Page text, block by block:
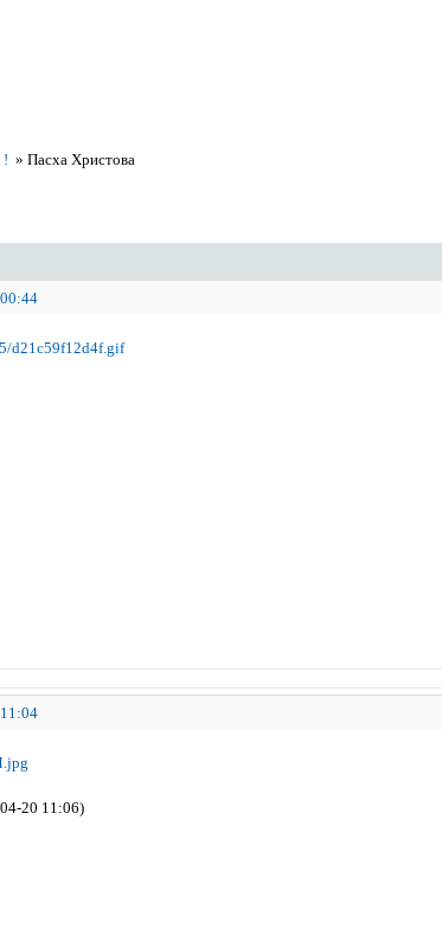
! »Пасха Христова
20 11:06)